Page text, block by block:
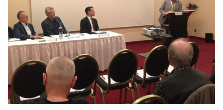
MEINE 10 PUNKTE
PRAKTIKUM